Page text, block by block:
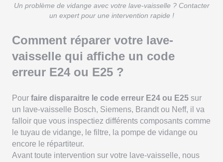
Un problème de vidange avec votre lave-vaisselle ? Contacter
un expert pour une intervention rapide !
Comment réparer votre lave-
vaisselle qui affiche un code
erreur E24 ou E25 ?
Pour faire disparaitre le code erreur E24 ou E25 sur
un lave-vaisselle Bosch, Siemens, Brandt ou Neff, il va
falloir que vous inspectiez différents composants comme
le tuyau de vidange, le filtre, la pompe de vidange ou
encore le répartiteur.
Avant toute intervention sur votre lave-vaisselle, nous